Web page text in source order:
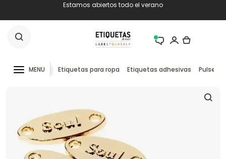
Estamos abiertos todo el verano
MENU Etiquetas para ropa Etiquetas adhesivas